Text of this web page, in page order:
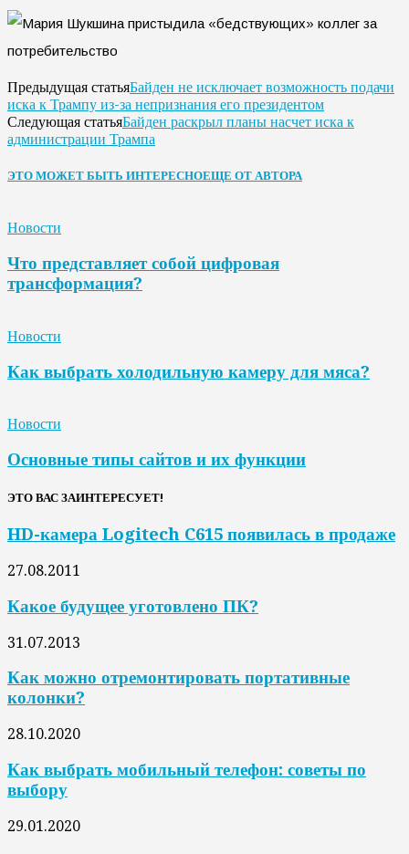
Предыдущая статьяБайден не исключает возможность подачи
иска к Трампу из-за непризнания его президентом
Следующая статьяБайден раскрыл планы насчет иска к
администрации Трампа
ЭТО МОЖЕТ БЫТЬ ИНТЕРЕСНОЕЩЕ ОТ АВТОРА
Новости
Что представляет собой цифровая
трансформация?
Новости
Как выбрать холодильную камеру для мяса?
Новости
Основные типы сайтов и их функции
ЭТО ВАС ЗАИНТЕРЕСУЕТ!
HD-камера Logitech C615 появилась в продаже
27.08.2011
Какое будущее уготовлено ПК?
31.07.2013
Как можно отремонтировать портативные
колонки?
28.10.2020
Как выбрать мобильный телефон: советы по
выбору
29.01.2020